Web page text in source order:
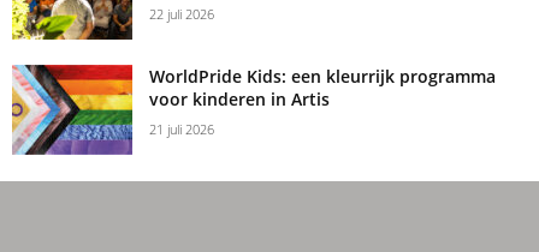
22 juli 2026
WorldPride Kids: een kleurrijk programma
voor kinderen in Artis
21 juli 2026